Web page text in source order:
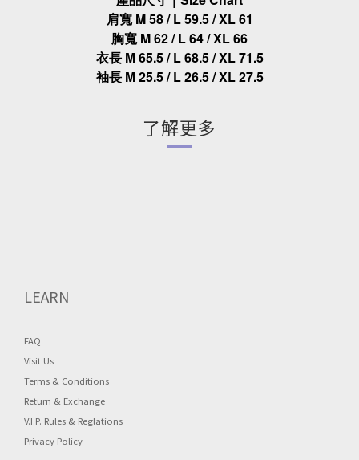
肩寬 M 58 / L 59.5 / XL 61
胸寬 M 62 / L 64 / XL 66
衣長 M 65.5 / L 68.5 / XL 71.5
袖長 M 25.5 / L 26.5 / XL 27.5
了解更多
LEARN
FAQ
Visit Us
Terms & Conditions
Return & Exchange
V.I.P. Rules & Reglations
Privacy Policy